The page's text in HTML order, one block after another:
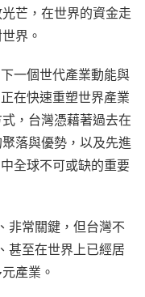
芒，在世界的資金走
界。
一個世代產業動能與
在快速重塑世界產業
，台灣憑藉著過去在
落與優勢，以及先進
全球不可或缺的重要
非常關鍵，但台灣不
甚至在世界上已經居
產業。